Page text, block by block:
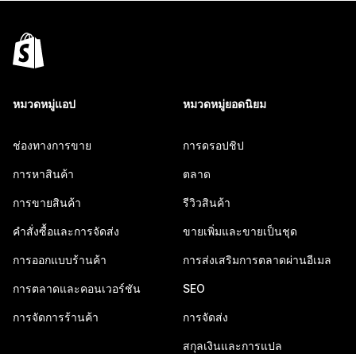
หมวดหมู่แอป
ช่องทางการขาย
การหาสินค้า
การขายสินค้า
คำสั่งซื้อและการจัดส่ง
การออกแบบร้านค้า
การตลาดและคอนเวอร์ชัน
การจัดการร้านค้า
หมวดหมู่ยอดนิยม
การดรอปชิป
ตลาด
รีวิวสินค้า
ขายเพิ่มและขายเป็นชุด
การส่งเสริมการตลาดผ่านอีเมล
SEO
การจัดส่ง
สกุลเงินและการแปล